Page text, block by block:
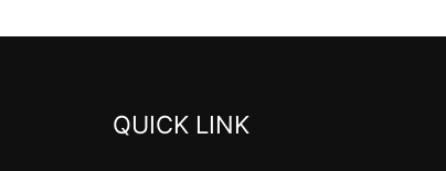
QUICK LINK